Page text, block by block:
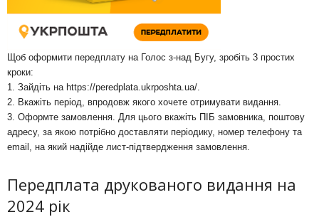
Щоб оформити передплату на Голос з-над Бугу, зробіть 3 простих
кроки:
1. Зайдіть на https://peredplata.ukrposhta.ua/
2. Вкажіть період, впродовж якого хочете отримувати видання.
3. Оформте замовлення. Для цього вкажіть ПІБ замовника, поштову
адресу, за якою потрібно доставляти періодику, номер телефону та
email, на який надійде лист-підтвердження замовлення.
Передплата друкованого видання на
2024 рік